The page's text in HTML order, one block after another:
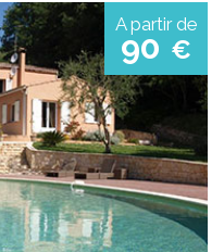
A partir de
90 €